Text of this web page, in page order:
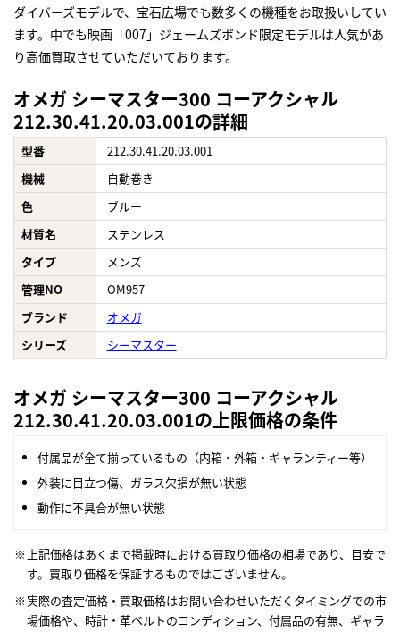
ダイバーズモデルで、宝石広場でも数多くの機種をお取扱いしてい
ます。中でも映画「007」ジェームズボンド限定モデルは人気があ
り高価買取させていただいております。
オメガ シーマスター300 コーアクシャル
212.30.41.20.03.001の詳細
型番
212.30.41.20.03.001
機械
自動巻き
色
ブルー
材質名
ステンレス
タイプ
メンズ
管理NO
OM957
ブランド
オメガ
シリーズ
シーマスター
オメガ シーマスター300 コーアクシャル
212.30.41.20.03.001の上限価格の条件
付属品が全て揃っているもの（内箱・外箱・ギャランティー等）
外装に目立つ傷、ガラス欠損が無い状態
動作に不具合が無い状態
上記価格はあくまで掲載時における買取り価格の相場であり、目安で
す。買取り価格を保証するものではございません。
実際の査定価格・買取価格はお問い合わせいただくタイミングでの市
場価格や、時計・革ベルトのコンディション、付属品の有無、ギャラ